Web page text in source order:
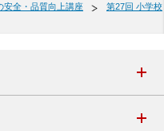
安全・品質向上講座
第27回 小学校